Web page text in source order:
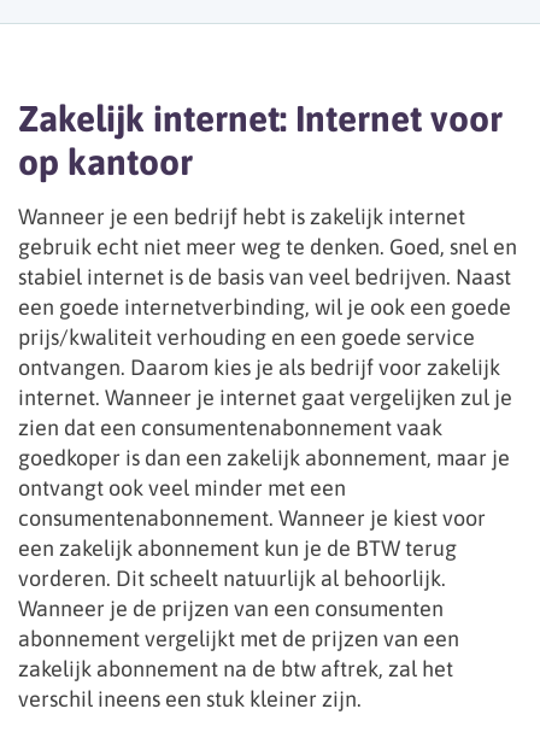
Zakelijk internet: Internet voor
op kantoor
Wanneer je een bedrijf hebt is zakelijk internet
gebruik echt niet meer weg te denken. Goed, snel en
stabiel internet is de basis van veel bedrijven. Naast
een goede internetverbinding, wil je ook een goede
prijs/kwaliteit verhouding en een goede service
ontvangen. Daarom kies je als bedrijf voor zakelijk
internet. Wanneer je internet gaat vergelijken zul je
zien dat een consumentenabonnement vaak
goedkoper is dan een zakelijk abonnement, maar je
ontvangt ook veel minder met een
consumentenabonnement. Wanneer je kiest voor
een zakelijk abonnement kun je de BTW terug
vorderen. Dit scheelt natuurlijk al behoorlijk.
Wanneer je de prijzen van een consumenten
abonnement vergelijkt met de prijzen van een
zakelijk abonnement na de btw aftrek, zal het
verschil ineens een stuk kleiner zijn.